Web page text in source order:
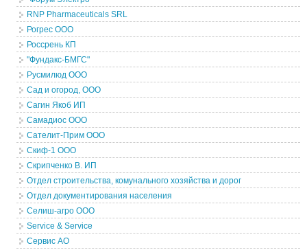
RNP Pharmaceuticals SRL
Рогрес ООО
Россрень КП
"Фундакс-БМГС"
Русмилюд ООО
Сад и огород, ООО
Сагин Якоб ИП
Самадиос ООО
Сателит-Прим ООО
Скиф-1 ООО
Скрипченко В. ИП
Отдел строительства, комунального хозяйства и дорог
Отдел документирования населения
Селиш-агро ООО
Service & Service
Сервис АО